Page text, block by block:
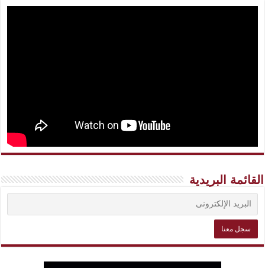
القائمة البريدية